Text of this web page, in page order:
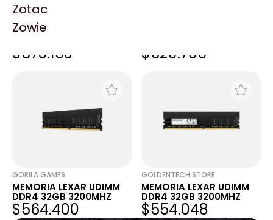
Zotac
Zowie
MEMORIA LEXAR UDIMM
$573.153 $629.709
GORILA GAMES
MEMORIA LEXAR UDIMM
DDR4 32GB 3200MHZ
$564.400
GOLDENTECH STORE
MEMORIA LEXAR UDIMM
DDR4 32GB 3200MHZ
$554.048